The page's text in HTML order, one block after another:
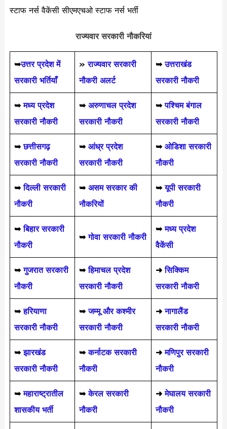
स्टाफ नर्स वैकेंसी सीएमएचओ स्टाफ नर्स भर्ती
राज्यवार सरकारी नौकरियां
➥उत्तर प्रदेश में
सरकारी भर्तियाँ
»राज्यवार सरकारी
नौकरी अलर्ट
➥ उत्तराखंड
सरकारी नौकरी
➥ मध्य प्रदेश
सरकारी नौकरी
➥ अरुणाचल प्रदेश
सरकारी नौकरी
➥ पश्चिम बंगाल
सरकारी नौकरी
➥ छत्तीसगढ़
सरकारी नौकरी
➥ आंध्र प्रदेश
सरकारी नौकरी
➥ ओडिशा सरकारी
नौकरी
➥ दिल्ली सरकारी
नौकरी
➥ असम सरकार की
नौकरियों
➥ यूपी सरकारी
नौकरी
➥बिहार सरकारी
नौकरी
➥गोवा सरकारी नौकरी
➥ मध्य प्रदेश
वैकेंसी
➥ गुजरात सरकारी
नौकरी
➥हिमाचल प्रदेश
सरकारी नौकरी
➜ सिक्किम
सरकारी नौकरी
➥हरियाणा
सरकारी नौकरी
➥जम्मू और कश्मीर
सरकारी नौकरी
➜ नागालैंड
सरकारी नौकरी
➥ झारखंड
सरकारी नौकरी
➥ कर्नाटक सरकारी
नौकरी
➜ मणिपुर सरकारी
नौकरी
➥ महाराष्ट्रातील
शासकीय भर्ती
➥ केरल सरकारी
नौकरी
➜ मेघालय सरकारी
नौकरी